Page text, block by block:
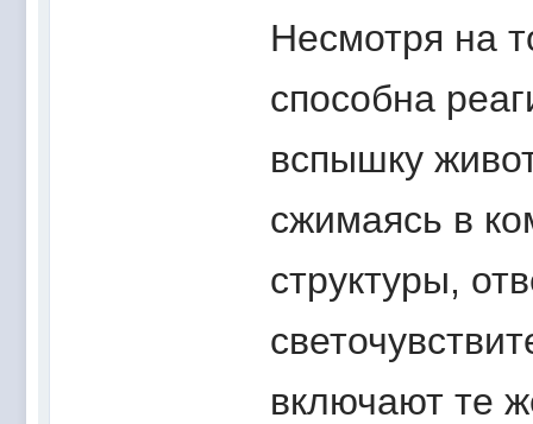
Несмотря на
способна
вспышку
сжимаясь в
структуры,
включают те